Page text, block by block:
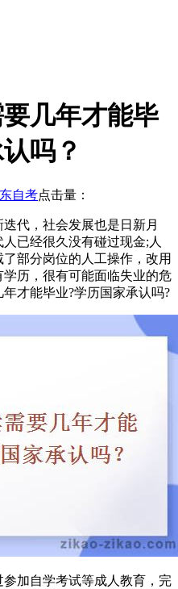
几年才能毕
吗？
自考点击量：
代，社会发展也是日新月
已经很久没有碰过现金;人
部分岗位的人工操作，改用
历，很有可能面临失业的危
年才能毕业?学历国家承认吗?
加自学考试等成人教育，完